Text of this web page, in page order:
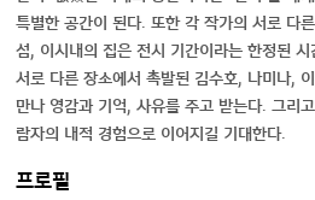
특별한 공간이 된다. 또한 각 작가의 서로 다
섬, 이시내의 집은 전시 기간이라는 한정된
서로 다른 장소에서 촉발된 김수호, 나미나,
만나 영감과 기억, 사유를 주고 받는다. 그리
람자의 내적 경험으로 이어지길 기대한다.
프로필